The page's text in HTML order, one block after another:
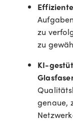
zu
zu
KI-
genaue,